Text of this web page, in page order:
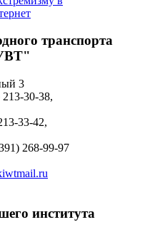
транспорта
3
30-38,
33-42,
268-99-97
института